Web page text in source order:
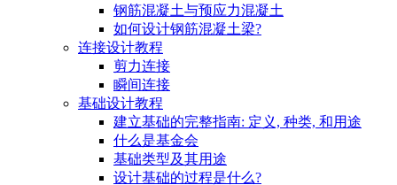
钢筋混凝土与预应力混凝土
如何设计钢筋混凝土梁?
连接设计教程
剪力连接
瞬间连接
基础设计教程
建立基础的完整指南: 定义, 种类, 和用途
什么是基金会
基础类型及其用途
设计基础的过程是什么?